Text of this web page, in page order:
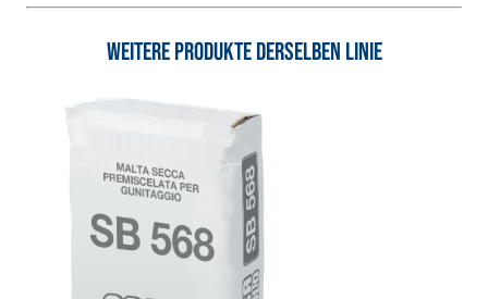
Weitere Produkte derselben Linie
Spachtelkleber mit
hydraulischem Naturkalk
NHL 3,5 und speziellen
Leichtfüllstoffen